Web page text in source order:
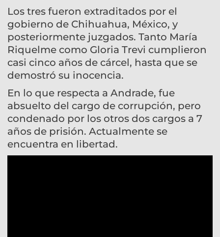
Los tres fueron extraditados por el
gobierno de Chihuahua, México, y
posteriormente juzgados. Tanto María
Riquelme como Gloria Trevi cumplieron
casi cinco años de cárcel, hasta que se
demostró su inocencia.
En lo que respecta a Andrade, fue
absuelto del cargo de corrupción, pero
condenado por los otros dos cargos a 7
años de prisión. Actualmente se
encuentra en libertad.